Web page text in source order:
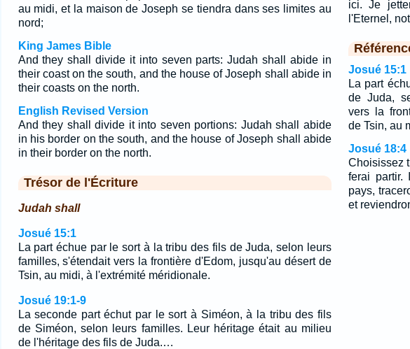
au midi, et la maison de Joseph se tiendra dans ses limites au
nord;
King James Bible
And they shall divide it into seven parts: Judah shall abide in
their coast on the south, and the house of Joseph shall abide in
their coasts on the north.
English Revised Version
And they shall divide it into seven portions: Judah shall abide
in his border on the south, and the house of Joseph shall abide
in their border on the north.
Trésor de l'Écriture
Judah shall
Josué 15:1
La part échue par le sort à la tribu des fils de Juda, selon leurs
familles, s'étendait vers la frontière d'Edom, jusqu'au désert de
Tsin, au midi, à l'extrémité méridionale.
Josué 19:1-9
La seconde part échut par le sort à Siméon, à la tribu des fils
de Siméon, selon leurs familles. Leur héritage était au milieu
de l'héritage des fils de Juda.…
ici. Je
l'Eternel,
Josué 15:1
La part
de Juda,
vers la
de Tsin, au
Josué 18:4
Choisissez
ferai partir.
pays,
et